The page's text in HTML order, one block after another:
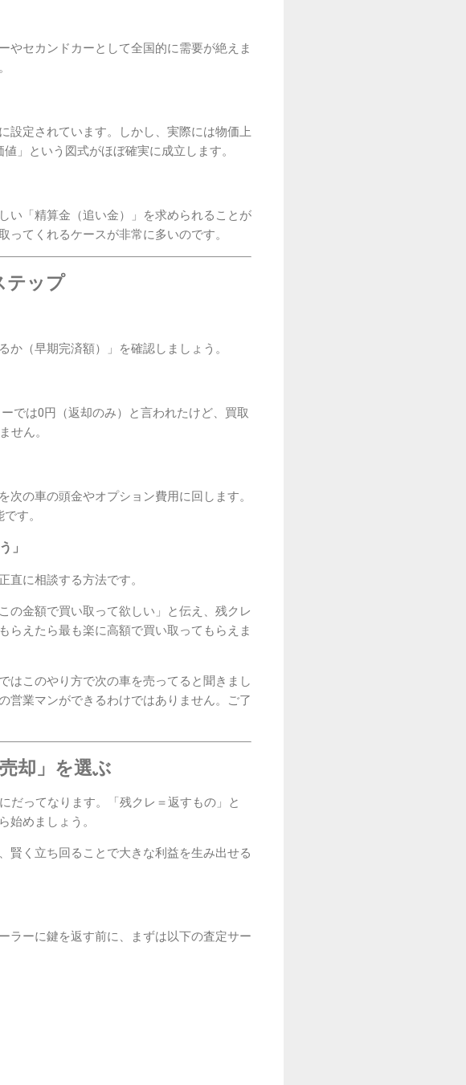
やセカンドカーとして全国的に需要が絶えま
設定されています。しかし、実際には物価上
」という図式がほぼ確実に成立します。
い「精算金（追い金）」を求められることが
てくれるケースが非常に多いのです。
テップ
（早期完済額）」を確認しましょう。
では0円（返却のみ）と言われたけど、買取
せん。
の車の頭金やオプション費用に回します。
す。
」
に相談する方法です。
の金額で買い取って欲しい」と伝え、残クレ
らえたら最も楽に高額で買い取ってもらえま
はこのやり方で次の車を売ってると聞きまし
営業マンができるわけではありません。ご了
却」を選ぶ
だってなります。「残クレ＝返すもの」と
始めましょう。
賢く立ち回ることで大きな利益を生み出せる
ラーに鍵を返す前に、まずは以下の査定サー